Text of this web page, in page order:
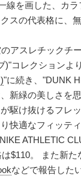
線を画した、カラ
スの代表格に、
アスレチックチ
)"コレクションよ
"に続き、"DUNK
新緑の美しさを
駆け抜けるフレ
快適なフィッテ
ATHLETIC
$110。 また新
などで報告したい